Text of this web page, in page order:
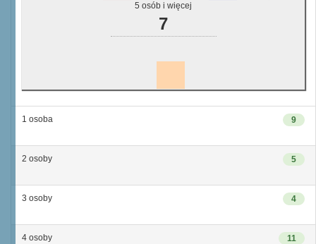
5 osób i więcej
7
9
1 osoba
5
2 osoby
4
3 osoby
11
4 osoby